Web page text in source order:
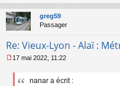
greg59
Passager
Re: Vieux-Lyon - Alaï :
e
17 mai 2022, 11:22
nanar a écrit :